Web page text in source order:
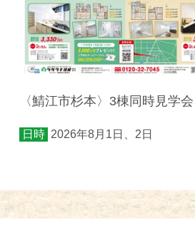
〈鯖江市杉本〉3棟同時見学会
日時 2026年8月1日、2日